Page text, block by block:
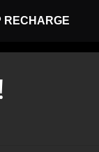
RECHARGE